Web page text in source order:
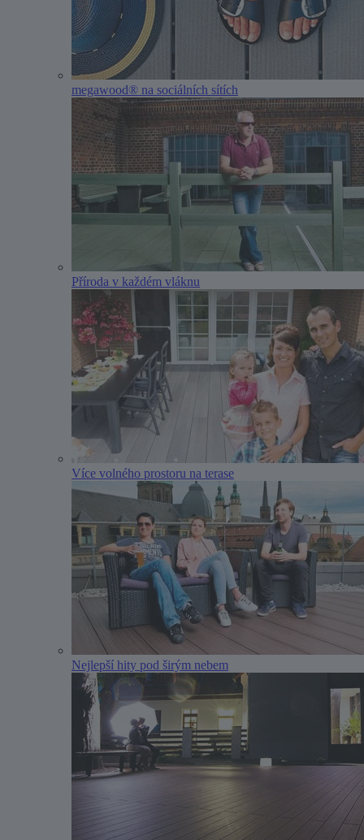
megawood® na sociálních sítích
Příroda v každém vláknu
Více volného prostoru na terase
Nejlepší hity pod širým nebem